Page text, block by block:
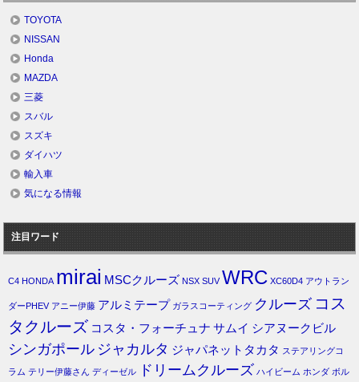
TOYOTA
NISSAN
Honda
MAZDA
三菱
スバル
スズキ
ダイハツ
輸入車
気になる情報
注目ワード
C4 HONDA mirai MSCクルーズ NSX SUV WRC XC60D4 アウトラン
ダーPHEV アニー伊藤 アルミテープ ガラスコーティング クルーズ コス
タクルーズ コスタ・フォーチュナ サムイ シアヌークビル
シンガポール ジャカルタ ジャパネットタカタ ステアリングコ
ラム テリー伊藤さん ディーゼル ドリームクルーズ ハイビーム ホンダ ボル